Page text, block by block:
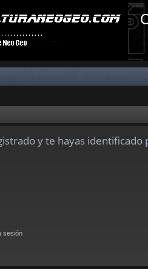
y te hayas identificado
sesión